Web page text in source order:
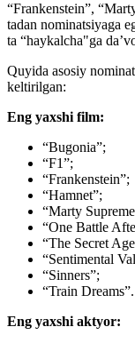
“Frankenstein”,
tadan nominatsiyaga
ta “haykalcha"ga
Quyida asosiy
keltirilgan:
Eng yaxshi film:
“Bugonia”;
“F1”;
“Frankenstein”;
“Hamnet”;
“Marty
“One Battle
“The Secret
“Sentimental
“Sinners”;
“Train Dreams”.
Eng yaxshi aktyor: